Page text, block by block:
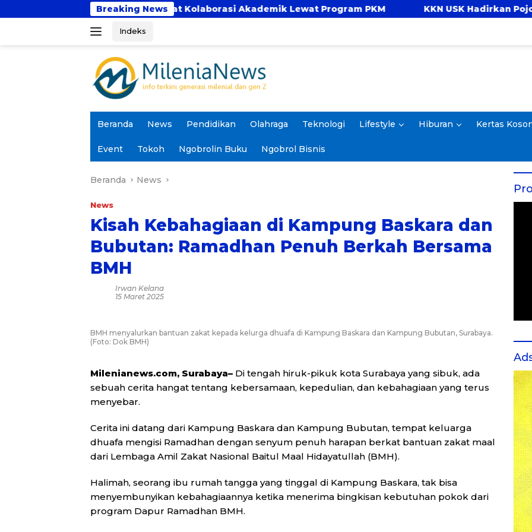
ke
Breaking News
Bhakti Perkuat Kolaborasi Akademik Lewat Program PKM KKN USK Hadirkan Pojok Celengan,
Indeks
Beranda News Pendidikan Olahraga Teknologi Lifestyle Hiburan Kertas
Event Tokoh Ngobrolin Buku Ngobrol Bisnis
Beranda News
News
Kisah Kebahagiaan di Kampung Baskara dan
Bubutan: Ramadhan Penuh Berkah Bersama
BMH
Irwan Kelana
15 Maret 2025
BMH menyalurkan bantuan zakat kepada kelurga dhuafa di Kampung Baskara dan Kampung Bubutan, Surabaya.
(Foto: Dok BMH)
Milenianews.com, Surabaya– Di tengah hiruk-pikuk kota Surabaya yang sibuk, ada
sebuah cerita hangat tentang kebersamaan, kepedulian, dan kebahagiaan yang terus
menyebar.
Cerita ini datang dari Kampung Baskara dan Kampung Bubutan, tempat keluarga
dhuafa mengisi Ramadhan dengan senyum penuh harapan berkat bantuan zakat maal
dari Lembaga Amil Zakat Nasional Baitul Maal Hidayatullah (BMH).
Halimah, seorang ibu rumah tangga yang tinggal di Kampung Baskara, tak bisa
menyembunyikan kebahagiaannya ketika menerima bingkisan kebutuhan pokok dari
program Dapur Ramadhan BMH.